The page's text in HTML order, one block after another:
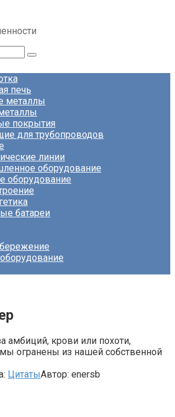
печь
металлы
покрытия
для трубопроводов
линии
оборудование
оборудование
батареи
амбиций, крови или похоти,
огранены из нашей собственной
ЦитатыАвтор: enersb